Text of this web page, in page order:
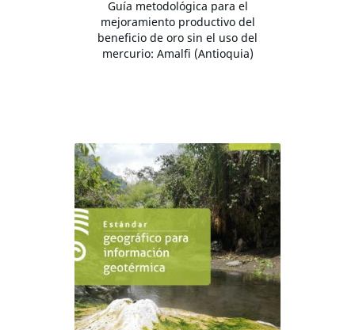
Guía metodológica para el
mejoramiento productivo del
beneficio de oro sin el uso del
mercurio: Amalfi (Antioquia)